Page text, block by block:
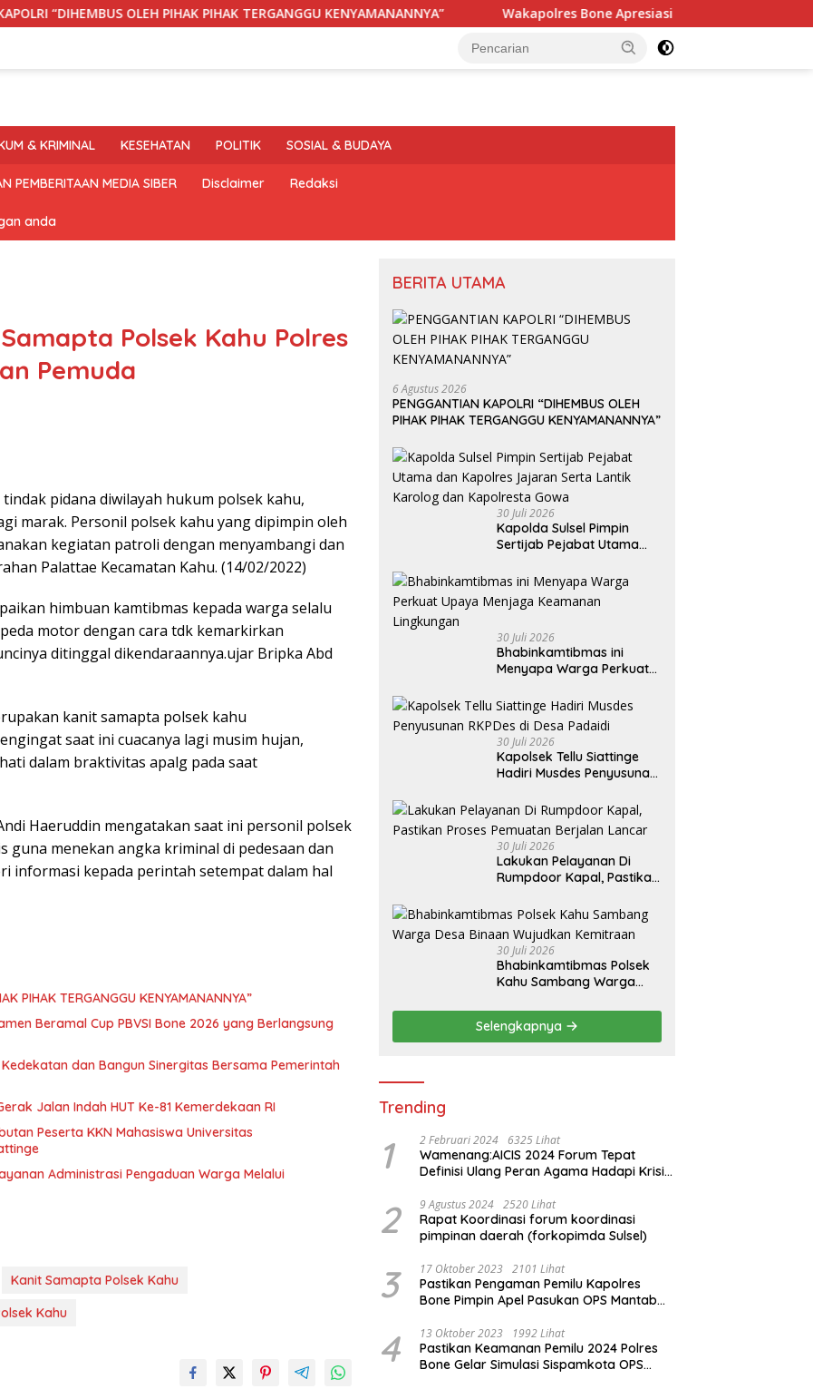
PIHAK PIHAK TERGANGGU KENYAMANANNYA” Wakapolres Bone Apresiasi Suksesnya Turnamen Beramal Cup
& KRIMINAL KESEHATAN POLITIK SOSIAL & BUDAYA
PEMBERITAAN MEDIA SIBER Disclaimer Redaksi
anda
Polsek Kahu Polres
Pemuda
pidana diwilayah hukum polsek kahu,
marak. Personil polsek kahu yang dipimpin oleh
kegiatan patroli dengan menyambangi dan
Palattae Kecamatan Kahu. (14/02/2022)
himbuan kamtibmas kepada warga selalu
motor dengan cara tdk kemarkirkan
ditinggal dikendaraannya.ujar Bripka Abd
kanit samapta polsek kahu
saat ini cuacanya lagi musim hujan,
dalam braktivitas apalg pada saat
Haeruddin mengatakan saat ini personil polsek
guna menekan angka kriminal di pedesaan dan
informasi kepada perintah setempat dalam hal
PIHAK TERGANGGU KENYAMANANNYA”
Beramal Cup PBVSI Bone 2026 yang Berlangsung
dan Bangun Sinergitas Bersama Pemerintah
Jalan Indah HUT Ke-81 Kemerdekaan RI
Peserta KKN Mahasiswa Universitas
Administrasi Pengaduan Warga Melalui
Kanit Samapta Polsek Kahu
Kahu
BERITA UTAMA
6 Agustus 2026
PENGGANTIAN KAPOLRI “DIHEMBUS OLEH
PIHAK PIHAK TERGANGGU KENYAMANANNYA”
30 Juli 2026
Kapolda Sulsel Pimpin
Sertijab Pejabat Utama
Serta Lantik Karolog dan
Kapolresta Gowa
30 Juli 2026
Bhabinkamtibmas ini
Menyapa Warga Perkuat
Keamanan Lingkungan
30 Juli 2026
Kapolsek Tellu Siattinge
Hadiri Musdes Penyusunan
30 Juli 2026
Lakukan Pelayanan Di
Rumpdoor Kapal, Pastikan
Lancar
30 Juli 2026
Bhabinkamtibmas Polsek
Kahu Sambang Warga
Kemitraan
Selengkapnya
Trending
1 2 Februari 2024 6325 Lihat
Wamenang:AICIS 2024 Forum Tepat
Definisi Ulang Peran Agama Hadapi Krisis
2 9 Agustus 2024 2520 Lihat
Rapat Koordinasi forum koordinasi
pimpinan daerah (forkopimda Sulsel)
3 17 Oktober 2023 2101 Lihat
Pastikan Pengaman Pemilu Kapolres
Bone Pimpin Apel Pasukan OPS Mantab
4 13 Oktober 2023 1992 Lihat
Pastikan Keamanan Pemilu 2024 Polres
Bone Gelar Simulasi Sispamkota OPS